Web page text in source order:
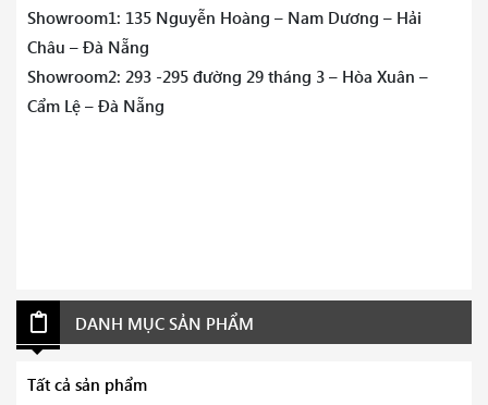
Showroom1: 135 Nguyễn Hoàng – Nam Dương – Hải
Châu – Đà Nẵng
Showroom2: 293 -295 đường 29 tháng 3 – Hòa Xuân –
Cẩm Lệ – Đà Nẵng
DANH MỤC SẢN PHẨM
Tất cả sản phẩm